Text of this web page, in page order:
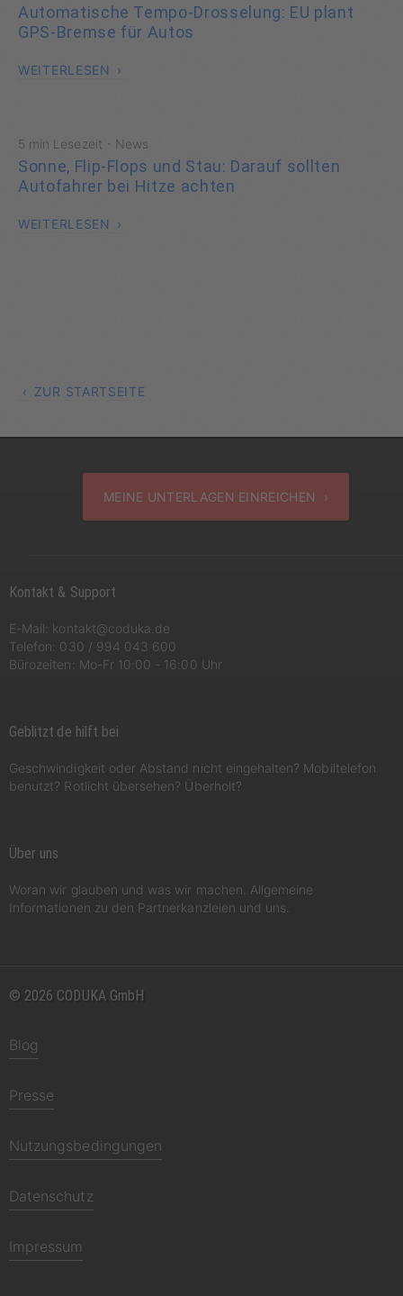
Automatische Tempo-Drosselung: EU plant
GPS-Bremse für Autos
WEITERLESEN
5 min Lesezeit · News
Sonne, Flip-Flops und Stau: Darauf sollten
Autofahrer bei Hitze achten
WEITERLESEN
ZUR STARTSEITE
MEINE UNTERLAGEN EINREICHEN ›
Kontakt & Support
E-Mail: kontakt@coduka.de
Telefon: 030 / 994 043 600
Bürozeiten: Mo-Fr 10:00 - 16:00 Uhr
Geblitzt.de hilft bei
Geschwindigkeit oder Abstand nicht eingehalten? Mobiltelefon
benutzt? Rotlicht übersehen? Überholt?
Über uns
Woran wir glauben und was wir machen. Allgemeine
Informationen zu den Partnerkanzleien und uns.
© 2026 CODUKA GmbH
Blog
Presse
Nutzungsbedingungen
Datenschutz
Impressum